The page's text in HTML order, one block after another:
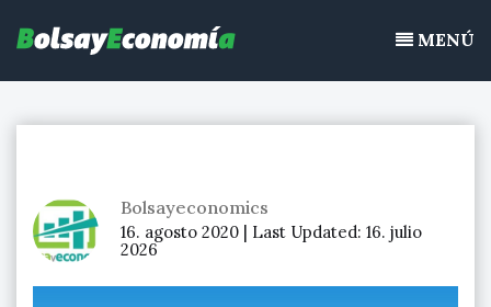
continuo, acciones de bolsa
contenidoMENÚ
Bolsayeconomics
16. agosto 2020 | Last Updated: 16. julio
2026